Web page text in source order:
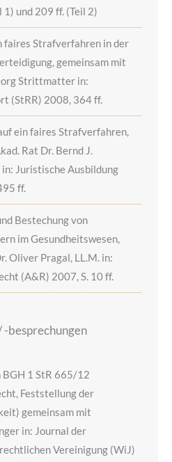
und 209 ff. (Teil 2)
faires Strafverfahren in der
gemeinsam mit
Strittmatter in:
(StRR) 2008, 364 ff.
ein faires Strafverfahren,
Rat Dr. Bernd J.
in: Juristische Ausbildung
ff.
Bestechung von
im Gesundheitswesen,
Oliver Pragal, LL.M. in:
(A&R) 2007, S. 10 ff.
besprechungen
BGH 1 StR 665/12
Feststellung der
gemeinsam mit
in: Journal der
Vereinigung (WiJ)